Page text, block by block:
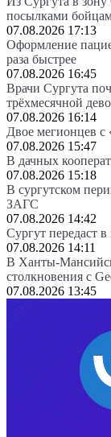
посылками
07.08.2026 17:13
Оформление
раза быстрее
07.08.2026 16:45
Врачи Сургута
трёхмесячной
07.08.2026 16:14
Двое мегионцев с
07.08.2026 15:47
В дачных
07.08.2026 15:18
В сургутском
ЗАГС
07.08.2026 14:42
Сургут передаст
07.08.2026 14:11
В Ханты-
столкновения с
07.08.2026 13:45